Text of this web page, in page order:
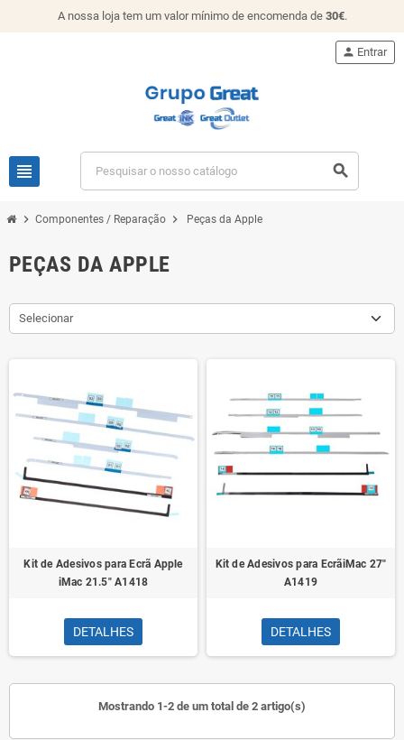
A nossa loja tem um valor mínimo de encomenda de 30€.
view_headline search
person Entrar
chevron_right Componentes / Reparação chevron_right Peças da Apple
PEÇAS DA APPLE
Selecionar
Kit de Adesivos para Ecrã Apple
iMac 21.5" A1418
DETALHES
Kit de Adesivos para EcrãiMac 27"
A1419
DETALHES
Mostrando 1-2 de um total de 2 artigo(s)